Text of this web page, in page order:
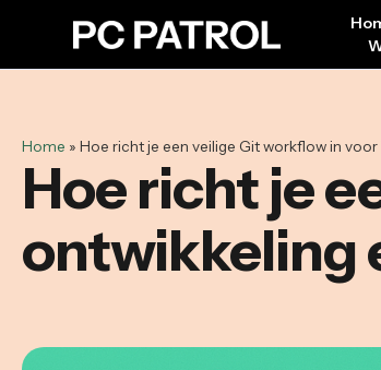
Home » Hoe richt je een veilige Git workflow in
Hoe richt je
ontwikkeling